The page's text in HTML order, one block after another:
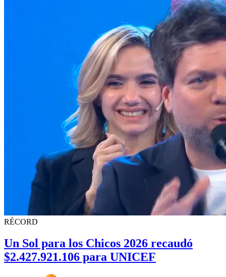
RÉCORD
Un Sol para los Chicos 2026 recaudó
$2.427.921.106 para UNICEF